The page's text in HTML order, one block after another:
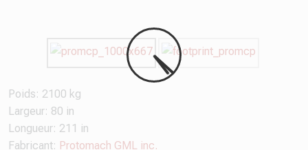
Poids: 2100 kg
Largeur: 80 in
Longueur: 211 in
Fabricant: Protomach GML inc.